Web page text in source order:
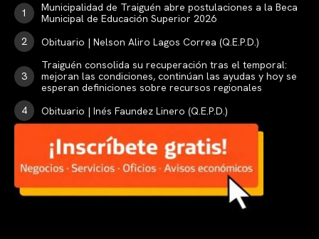
Municipalidad de Traiguén abre postulaciones a la Beca
Municipal de Educación Superior 2026
Obituario | Nelson Aliro Lagos Correa (Q.E.P.D.)
Traiguén consolida su recuperación tras el temporal:
mejoran las condiciones, continúan las ayudas y hoy se
esperan definiciones sobre recursos regionales
Obituario | Inés Faundez Linero (Q.E.P.D.)